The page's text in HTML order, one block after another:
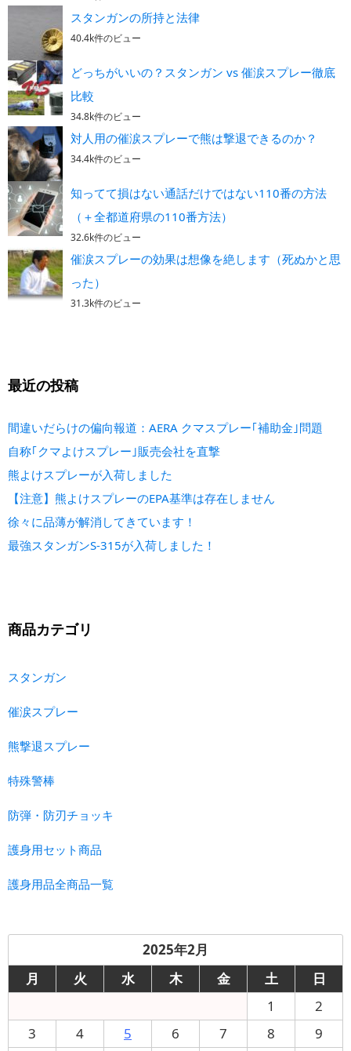
スタンガンの所持と法律
40.4k件のビュー
どっちがいいの？スタンガン vs 催涙スプレー徹底
比較
34.8k件のビュー
対人用の催涙スプレーで熊は撃退できるのか？
34.4k件のビュー
知ってて損はない通話だけではない110番の方法
（＋全都道府県の110番方法）
32.6k件のビュー
催涙スプレーの効果は想像を絶します（死ぬかと思
った）
31.3k件のビュー
最近の投稿
間違いだらけの偏向報道：AERA クマスプレー｢補助金｣問題
自称｢クマよけスプレー｣販売会社を直撃
熊よけスプレーが入荷しました
【注意】熊よけスプレーのEPA基準は存在しません
徐々に品薄が解消してきています！
最強スタンガンS-315が入荷しました！
商品カテゴリ
スタンガン
催涙スプレー
熊撃退スプレー
特殊警棒
防弾・防刃チョッキ
護身用セット商品
護身用品全商品一覧
2025年2月
月
火 水 木 金 土
日
1
2
3
4 5 6 7 8
9